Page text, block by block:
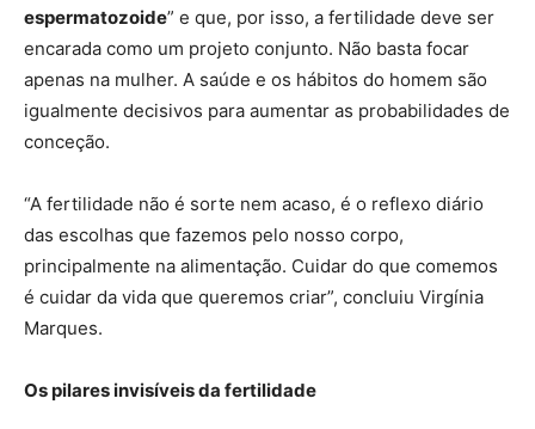
espermatozoide” e que, por isso, a fertilidade deve ser
encarada como um projeto conjunto. Não basta focar
apenas na mulher. A saúde e os hábitos do homem são
igualmente decisivos para aumentar as probabilidades de
conceção.
“A fertilidade não é sorte nem acaso, é o reflexo diário
das escolhas que fazemos pelo nosso corpo,
principalmente na alimentação. Cuidar do que comemos
é cuidar da vida que queremos criar”, concluiu Virgínia
Marques.
Os pilares invisíveis da fertilidade